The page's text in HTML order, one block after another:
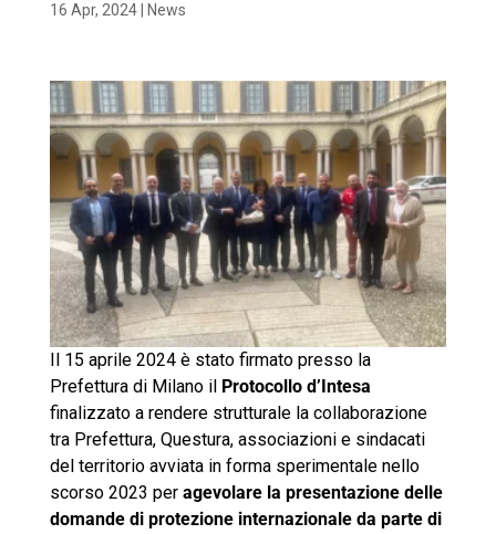
16 Apr, 2024| News
Il 15 aprile 2024 è stato firmato presso la
Prefettura di Milano il Protocollo d’Intesa
finalizzato a rendere strutturale la collaborazione
tra Prefettura, Questura, associazioni e sindacati
del territorio avviata in forma sperimentale nello
scorso 2023 per agevolare la presentazione delle
domande di protezione internazionale da parte di